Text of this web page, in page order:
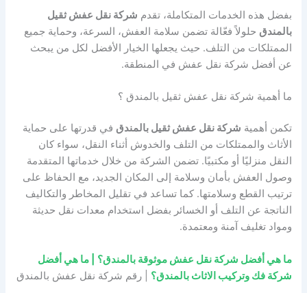
بفضل هذه الخدمات المتكاملة، تقدم شركة نقل عفش ثقيل
بالمندق حلولاً فعّالة تضمن سلامة العفش، السرعة، وحماية جميع
الممتلكات من التلف. حيث يجعلها الخيار الأفضل لكل من يبحث
عن أفضل شركة نقل عفش في المنطقة.
ما أهمية شركة نقل عفش ثقيل بالمندق ؟
تكمن أهمية شركة نقل عفش ثقيل بالمندق في قدرتها على حماية
الأثاث والممتلكات من التلف والخدوش أثناء النقل، سواء كان
النقل منزليًا أو مكتبيًا. تضمن الشركة من خلال خدماتها المتقدمة
وصول العفش بأمان وسلامة إلى المكان الجديد، مع الحفاظ على
ترتيب القطع وسلامتها. كما تساعد في تقليل المخاطر والتكاليف
الناتجة عن التلف أو الخسائر بفضل استخدام معدات نقل حديثة
ومواد تغليف آمنة ومعتمدة.
ما هي أفضل شركة نقل عفش موثوقة بالمندق؟
| ما هي أفضل
شركة فك وتركيب الاثاث بالمندق؟ | رقم شركة نقل عفش بالمندق